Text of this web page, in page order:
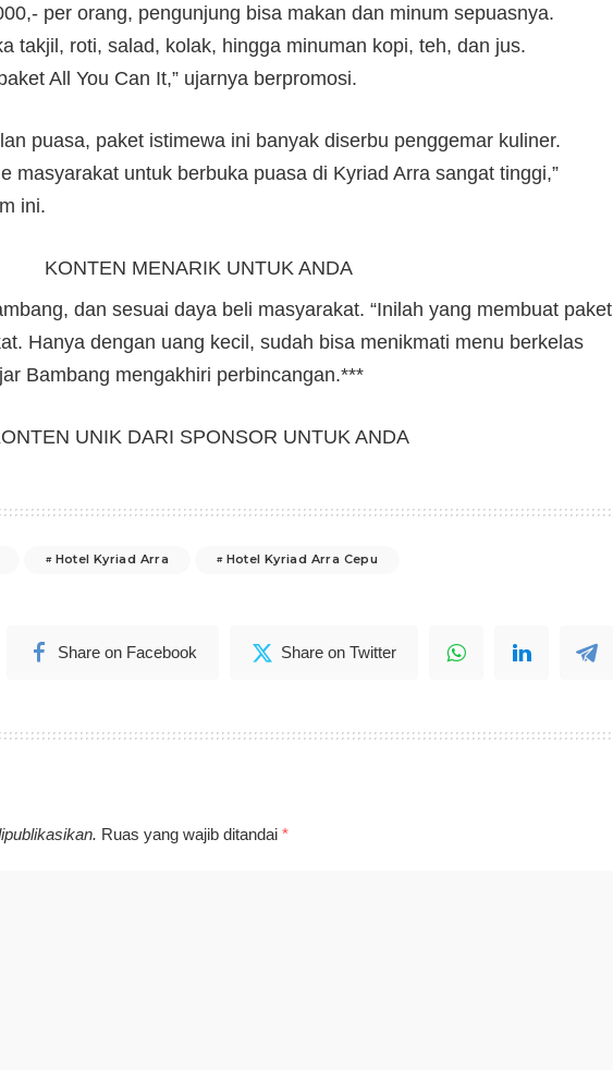
per orang, pengunjung bisa makan dan minum sepuasnya.
takjil, roti, salad, kolak, hingga minuman kopi, teh, dan jus.
All You Can It,” ujarnya berpromosi.
puasa, paket istimewa ini banyak diserbu penggemar kuliner.
masyarakat untuk berbuka puasa di Kyriad Arra sangat tinggi,”
ini.
KONTEN MENARIK UNTUK ANDA
dan sesuai daya beli masyarakat. “Inilah yang membuat paket
Hanya dengan uang kecil, sudah bisa menikmati menu berkelas
Bambang mengakhiri perbincangan.***
UNIK DARI SPONSOR UNTUK ANDA
Hotel Kyriad Arra Hotel Kyriad Arra Cepu
Share on Facebook Share on Twitter
Ruas yang wajib ditandai *